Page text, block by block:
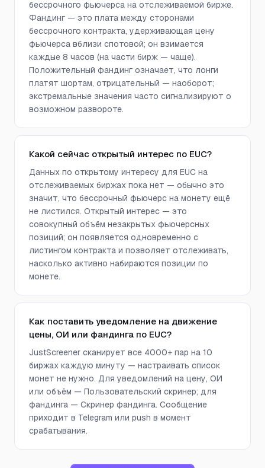
бессрочного фьючерса на отслеживаемой бирже.
Фандинг — это плата между сторонами
бессрочного контракта, удерживающая цену
фьючерса вблизи спотовой; он взимается
каждые 8 часов (на части бирж — чаще).
Положительный фандинг означает, что лонги
платят шортам, отрицательный — наоборот;
экстремальные значения часто сигнализируют о
возможном развороте.
Какой сейчас открытый интерес по EUC?
Данных по открытому интересу для EUC на
отслеживаемых биржах пока нет — обычно это
значит, что бессрочный фьючерс на монету ещё
не листился. Открытый интерес — это
совокупный объём незакрытых фьючерсных
позиций; он появляется одновременно с
листингом контракта и позволяет отслеживать,
насколько активно набираются позиции по
монете.
Как поставить уведомление на движение
цены, ОИ или фандинга по EUC?
JustScreener сканирует все 4000+ пар на 10
биржах каждую минуту — настраивать список
монет не нужно. Для уведомлений на цену, ОИ
или объём — Пользовательский скринер; для
фандинга — Скринер фандинга. Сообщение
приходит в Telegram или push в момент
срабатывания.